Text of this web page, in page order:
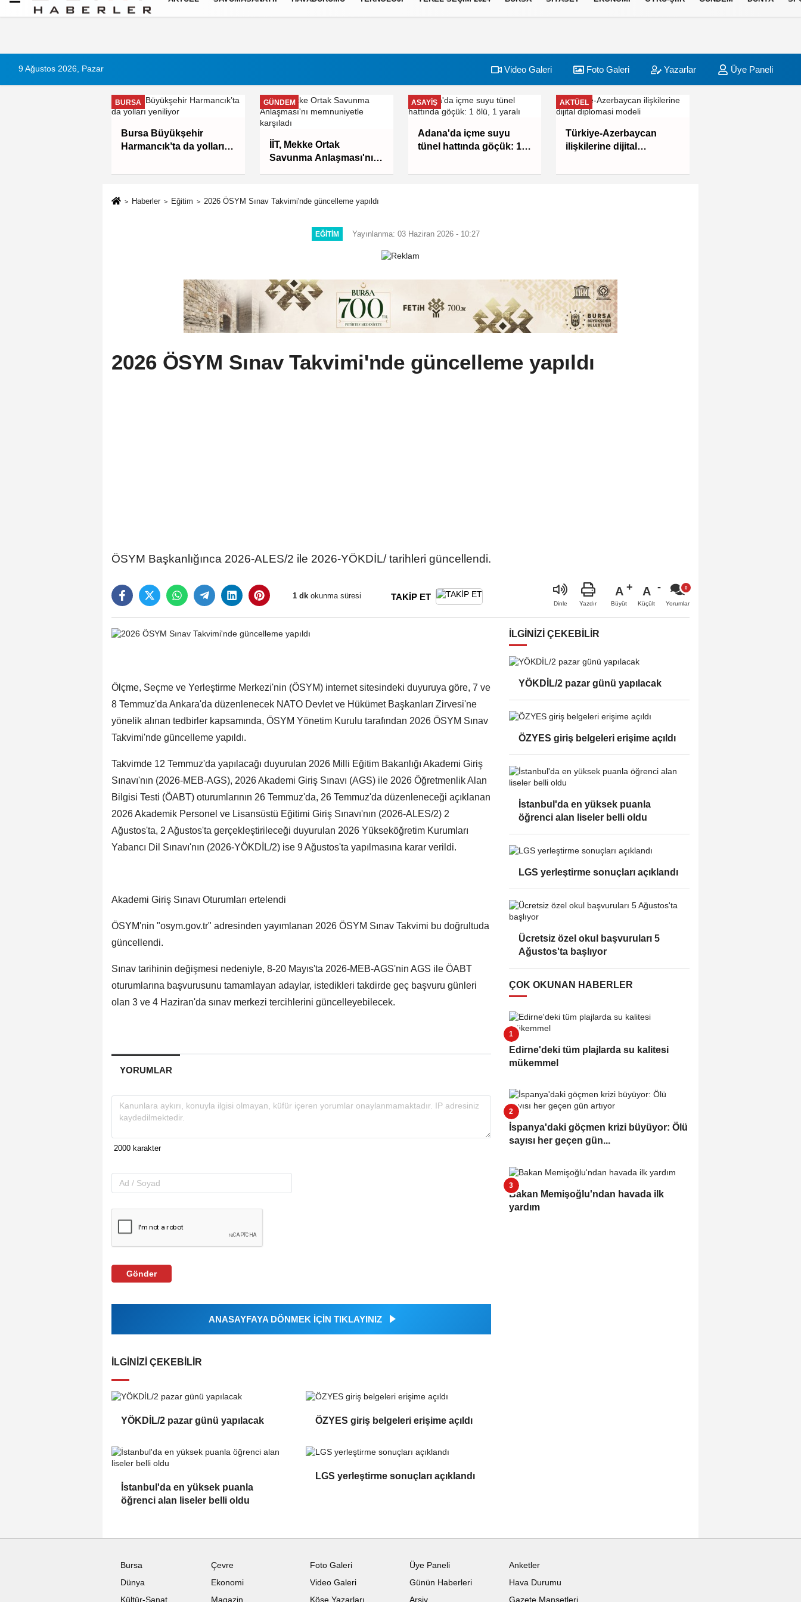
9 Ağustos 2026, Pazar Video Galeri Foto Galeri Yazarlar Üye Paneli
BURSA
Bursa Büyükşehir
Harmancık’ta da yolları
GÜNDEM
İİT, Mekke Ortak
Savunma Anlaşması'nı
ASAYIŞ
Adana'da içme suyu
tünel hattında göçük: 1
AKTÜEL
Türkiye-Azerbaycan
ilişkilerine dijital
Haberler Eğitim 2026 ÖSYM Sınav Takvimi'nde güncelleme yapıldı
EĞITIM Yayınlanma: 03 Haziran 2026 - 10:27
2026 ÖSYM Sınav Takvimi'nde güncelleme yapıldı
ÖSYM Başkanlığınca 2026-ALES/2 ile 2026-YÖKDİL/ tarihleri güncellendi.
1 dk okunma süresi TAKİP ET
Dinle Yazdır
A
Büyüt
A
Küçült Yorumlar
Ölçme, Seçme ve Yerleştirme Merkezi'nin (ÖSYM) internet sitesindeki duyuruya göre, 7 ve
8 Temmuz'da Ankara'da düzenlenecek NATO Devlet ve Hükümet Başkanları Zirvesi'ne
yönelik alınan tedbirler kapsamında, ÖSYM Yönetim Kurulu tarafından 2026 ÖSYM Sınav
Takvimi'nde güncelleme yapıldı.
Takvimde 12 Temmuz'da yapılacağı duyurulan 2026 Milli Eğitim Bakanlığı Akademi Giriş
Sınavı'nın (2026-MEB-AGS), 2026 Akademi Giriş Sınavı (AGS) ile 2026 Öğretmenlik Alan
Bilgisi Testi (ÖABT) oturumlarının 26 Temmuz'da, 26 Temmuz'da düzenleneceği açıklanan
2026 Akademik Personel ve Lisansüstü Eğitimi Giriş Sınavı'nın (2026-ALES/2) 2
Ağustos'ta, 2 Ağustos'ta gerçekleştirileceği duyurulan 2026 Yükseköğretim Kurumları
Yabancı Dil Sınavı'nın (2026-YÖKDİL/2) ise 9 Ağustos'ta yapılmasına karar verildi.
Akademi Giriş Sınavı Oturumları ertelendi
ÖSYM'nin "osym.gov.tr" adresinden yayımlanan 2026 ÖSYM Sınav Takvimi bu doğrultuda
güncellendi.
Sınav tarihinin değişmesi nedeniyle, 8-20 Mayıs'ta 2026-MEB-AGS'nin AGS ile ÖABT
oturumlarına başvurusunu tamamlayan adaylar, istedikleri takdirde geç başvuru günleri
olan 3 ve 4 Haziran'da sınav merkezi tercihlerini güncelleyebilecek.
YORUMLAR
Gönder
ANASAYFAYA DÖNMEK İÇİN TIKLAYINIZ
İLGINIZI ÇEKEBILIR
YÖKDİL/2 pazar günü yapılacak ÖZYES giriş belgeleri erişime açıldı
İstanbul'da en yüksek puanla
öğrenci alan liseler belli oldu
LGS yerleştirme sonuçları açıklandı
İLGINIZI ÇEKEBILIR
YÖKDİL/2 pazar günü yapılacak
ÖZYES giriş belgeleri erişime açıldı
İstanbul'da en yüksek puanla
öğrenci alan liseler belli oldu
LGS yerleştirme sonuçları açıklandı
Ücretsiz özel okul başvuruları 5
Ağustos'ta başlıyor
ÇOK OKUNAN HABERLER
Edirne'deki tüm plajlarda su kalitesi
mükemmel
İspanya'daki göçmen krizi büyüyor: Ölü
sayısı her geçen gün...
Bakan Memişoğlu'ndan havada ilk
yardım
Bursa
Çevre
Dünya
Ekonomi
Kültür-Sanat
Magazin
Foto Galeri
Video Galeri
Köşe Yazarları
Üye Paneli
Günün Haberleri
Arşiv
Anketler
Hava Durumu
Gazete Manşetleri